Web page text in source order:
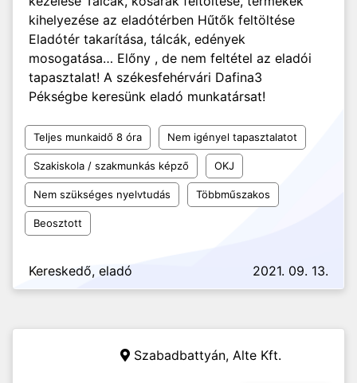
kihelyezése az eladótérben Hűtők feltöltése
Eladótér takarítása, tálcák, edények
mosogatása… Előny , de nem feltétel az eladói
tapasztalat! A székesfehérvári Dafina3
Pékségbe keresünk eladó munkatársat!
Teljes munkaidő 8 óra Nem igényel tapasztalatot
Szakiskola / szakmunkás képző OKJ
Nem szükséges nyelvtudás Többműszakos
Beosztott
Kereskedő, eladó 2021. 09. 13.
Szabadbattyán, Alte Kft.